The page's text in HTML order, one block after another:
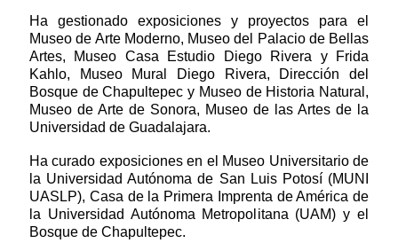
Ha gestionado exposiciones y proyectos para el
Museo de Arte Moderno, Museo del Palacio de Bellas
Artes, Museo Casa Estudio Diego Rivera y Frida
Kahlo, Museo Mural Diego Rivera, Dirección del
Bosque de Chapultepec y Museo de Historia Natural,
Museo de Arte de Sonora, Museo de las Artes de la
Universidad de Guadalajara.
Ha curado exposiciones en el Museo Universitario de
la Universidad Autónoma de San Luis Potosí (MUNI
UASLP), Casa de la Primera
Imprenta de América de
la Universidad Autónoma Metropolitana (UAM) y el
Bosque de Chapultepec.